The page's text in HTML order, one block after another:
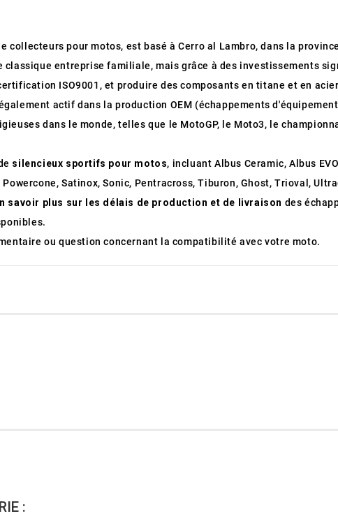
pour motos, est basé à Cerro al Lambro, dans la
entreprise familiale, mais grâce à des investissements
ISO9001, et produire des composants en titane et en
actif dans la production OEM (échappements
dans le monde, telles que le MotoGP, le Moto3, le
silencieux sportifs pour motos, incluant Albus Ceramic, Albus
Powercone, Satinox, Sonic, Pentracross, Tiburon, Ghost, Trioval,
savoir plus sur les délais de production et de livraison des
ou question concernant la compatibilité avec votre moto.
: